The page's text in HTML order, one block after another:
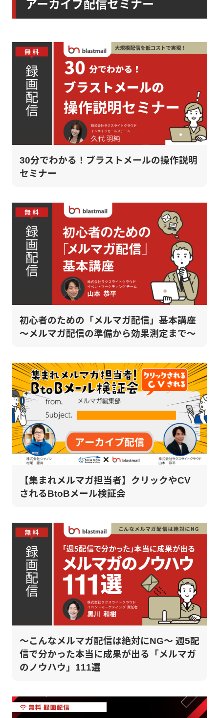
アーカイブ配信セミナー
30分でわかる！ブラストメールの操作説明
セミナー
初心者のための「メルマガ配信」基本講座
～メルマガ配信の準備から効果測定まで～
【集まれメルマガ担当者】クリックやCV
されるBtoBメール検証会
～こんなメルマガ配信は絶対にNG～ 週5配
信で分かった本当に成果が出る「メルマガ
のノウハウ」111選